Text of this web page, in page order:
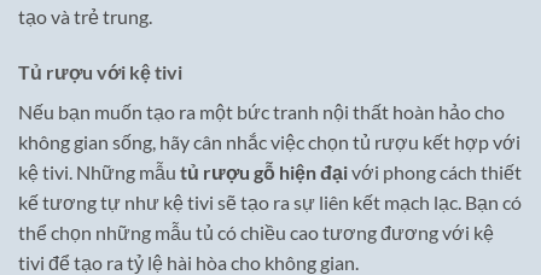
tạo và trẻ trung.
Tủ rượu với kệ tivi
Nếu bạn muốn tạo ra một bức tranh nội thất hoàn hảo cho
không gian sống, hãy cân nhắc việc chọn tủ rượu kết hợp với
kệ tivi. Những mẫu tủ rượu gỗ hiện đạivới phong cách thiết
kế tương tự như kệ tivi sẽ tạo ra sự liên kết mạch lạc. Bạn có
thể chọn những mẫu tủ có chiều cao tương đương với kệ
tivi để tạo ra tỷ lệ hài hòa cho không gian.